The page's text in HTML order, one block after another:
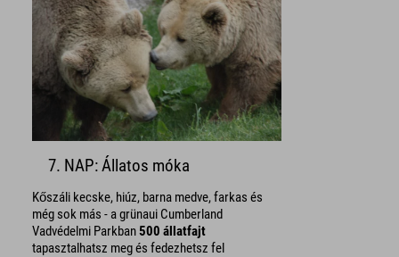
7. NAP: Állatos móka
Kőszáli kecske, hiúz, barna medve, farkas és
még sok más - a grünaui Cumberland
Vadvédelmi Parkban500 állatfajt
tapasztalhatsz meg és fedezhetsz fel